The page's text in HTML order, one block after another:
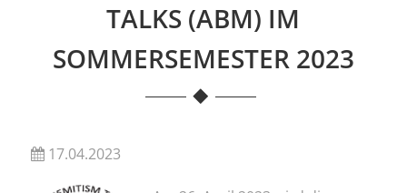
TALKS (ABM) IM
SOMMERSEMESTER 2023
17.04.2023